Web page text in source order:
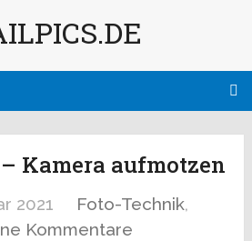
– Kamera aufmotzen
2021 Foto-Technik,
Kommentare